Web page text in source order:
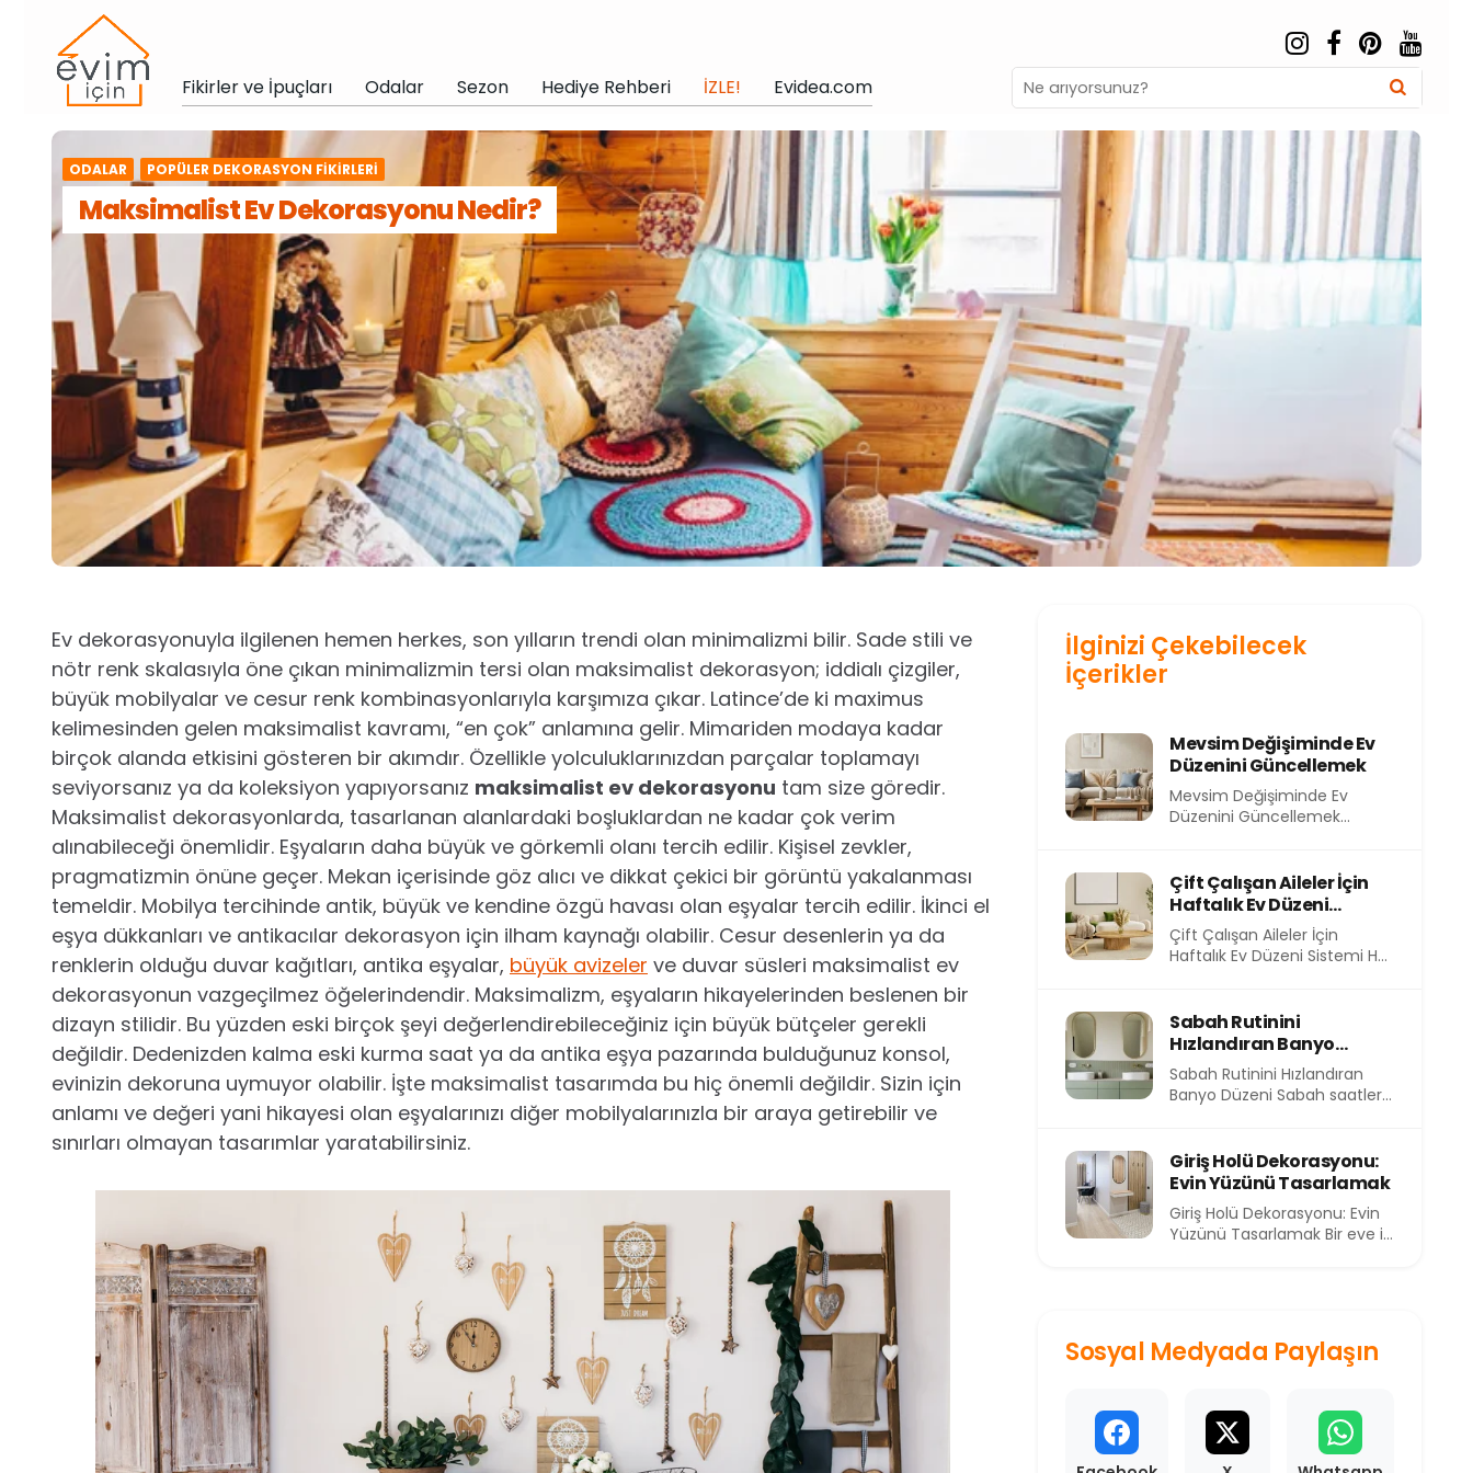
Fikirler ve İpuçları Odalar Sezon Hediye Rehberi İZLE! Evidea.com Search
for:
ODALAR POPÜLER DEKORASYON FIKIRLERI
Maksimalist Ev Dekorasyonu Nedir?
Ev dekorasyonuyla ilgilenen hemen herkes, son yılların trendi olan minimalizmi bilir. Sade stili ve
nötr renk skalasıyla öne çıkan minimalizmin tersi olan maksimalist dekorasyon; iddialı çizgiler,
büyük mobilyalar ve cesur renk kombinasyonlarıyla karşımıza çıkar. Latince’de ki maximus
kelimesinden gelen maksimalist kavramı, “en çok” anlamına gelir. Mimariden modaya kadar
birçok alanda etkisini gösteren bir akımdır. Özellikle yolculuklarınızdan parçalar toplamayı
seviyorsanız ya da koleksiyon yapıyorsanız maksimalist ev dekorasyonu tam size göredir.
Maksimalist dekorasyonlarda, tasarlanan alanlardaki boşluklardan ne kadar çok verim
alınabileceği önemlidir. Eşyaların daha büyük ve görkemli olanı tercih edilir. Kişisel zevkler,
pragmatizmin önüne geçer. Mekan içerisinde göz alıcı ve dikkat çekici bir görüntü yakalanması
temeldir. Mobilya tercihinde antik, büyük ve kendine özgü havası olan eşyalar tercih edilir. İkinci el
eşya dükkanları ve antikacılar dekorasyon için ilham kaynağı olabilir. Cesur desenlerin ya da
renklerin olduğu duvar kağıtları, antika eşyalar, büyük avizeler ve duvar süsleri maksimalist ev
dekorasyonun vazgeçilmez öğelerindendir. Maksimalizm, eşyaların hikayelerinden beslenen bir
dizayn stilidir. Bu yüzden eski birçok şeyi değerlendirebileceğiniz için büyük bütçeler gerekli
değildir. Dedenizden kalma eski kurma saat ya da antika eşya pazarında bulduğunuz konsol,
evinizin dekoruna uymuyor olabilir. İşte maksimalist tasarımda bu hiç önemli değildir. Sizin için
anlamı ve değeri yani hikayesi olan eşyalarınızı diğer mobilyalarınızla bir araya getirebilir ve
sınırları olmayan tasarımlar yaratabilirsiniz.
İlginizi Çekebilecek
İçerikler
Mevsim Değişiminde Ev
Düzenini Güncellemek
Mevsim Değişiminde Ev
Düzenini Güncellemek
evimizin içindeki atmosfer
de...
Çift Çalışan Aileler İçin
Haftalık Ev Düzeni
Sistemi
Çift Çalışan Aileler İçin
Haftalık Ev Düzeni Sistemi Her
Sabah Rutinini
Hızlandıran Banyo
Düzeni
Sabah Rutinini Hızlandıran
Banyo Düzeni Sabah saatleri,
Giriş Holü Dekorasyonu:
Evin Yüzünü Tasarlamak
Giriş Holü Dekorasyonu: Evin
Yüzünü Tasarlamak Bir eve ilk
Sosyal Medyada Paylaşın